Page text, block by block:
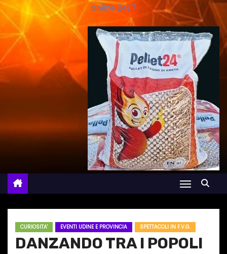
online 24/7
CURIOSITA' EVENTI UDINE E PROVINCIA SPETTACOLI IN F.V.G.
DANZANDO TRA I POPOLI